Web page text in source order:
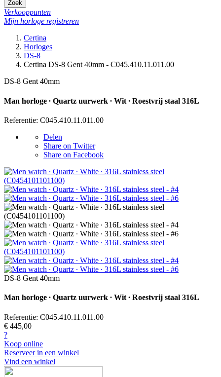
Zoek
Verkooppunten
Mijn horloge registreren
Certina
Horloges
DS-8
Certina DS-8 Gent 40mm - C045.410.11.011.00
DS-8 Gent 40mm
Man horloge ∙ Quartz uurwerk ∙ Wit ∙ Roestvrij staal 316L
Referentie: C045.410.11.011.00
Delen
Share on Twitter
Share on Facebook
DS-8 Gent 40mm
Man horloge ∙ Quartz uurwerk ∙ Wit ∙ Roestvrij staal 316L
Referentie: C045.410.11.011.00
€ 445,00
?
Koop online
Reserveer in een winkel
Vind een winkel